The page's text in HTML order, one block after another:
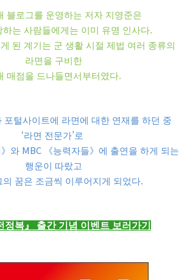
블로그를 운영하는 저자 지영준은
하는 사람들에게는 이미 유명 인사다.
된 계기는 군 생활 시절 제법 여러 종류의
라면을 구비한
매점을 드나들면서부터였다.
포털사이트에 라면에 대한 연재를 하던 중
‘라면 전문가’로
》 와 MBC 《능력자들》 에 출연을 하게 되는
행운이 따랐고
의 꿈은 조금씩 이루어지게 되었다.
정복 』 출간 기념 이벤트 보러가기